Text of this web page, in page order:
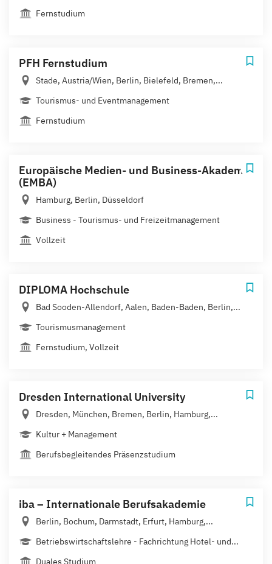
Fernstudium
PFH Fernstudium
Stade, Austria/Wien, Berlin, Bielefeld, Bremen,...
Tourismus- und Eventmanagement
Fernstudium
Europäische Medien- und Business-Akademie
(EMBA)
Hamburg, Berlin, Düsseldorf
Business - Tourismus- und Freizeitmanagement
Vollzeit
DIPLOMA Hochschule
Bad Sooden-Allendorf, Aalen, Baden-Baden, Berlin,...
Tourismusmanagement
Fernstudium, Vollzeit
Dresden International University
Dresden, München, Bremen, Berlin, Hamburg,...
Kultur + Management
Berufsbegleitendes Präsenzstudium
iba – Internationale Berufsakademie
Berlin, Bochum, Darmstadt, Erfurt, Hamburg,...
Betriebswirtschaftslehre - Fachrichtung Hotel- und...
Duales Studium